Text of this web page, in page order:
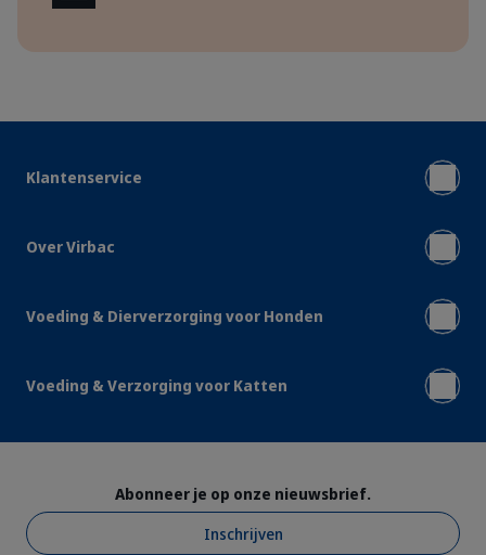
Klantenservice
Over Virbac
Voeding & Dierverzorging voor Honden
Voeding & Verzorging voor Katten
Abonneer je op onze nieuwsbrief.
Inschrijven